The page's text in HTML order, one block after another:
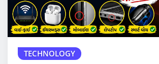
TECHNOLOGY